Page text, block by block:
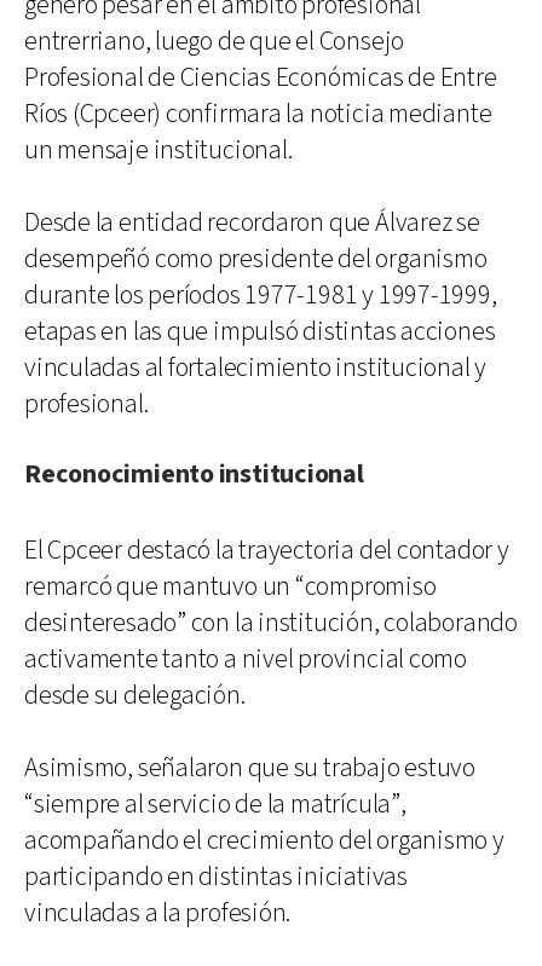
entrerriano, luego de que el Consejo
Profesional de Ciencias Económicas de Entre
Ríos (Cpceer) confirmara la noticia mediante
un mensaje institucional.
Desde la entidad recordaron que Álvarez se
desempeñó como presidente del organismo
durante los períodos 1977-1981 y 1997-1999,
etapas en las que impulsó distintas acciones
vinculadas al fortalecimiento institucional y
profesional.
Reconocimiento institucional
El Cpceer destacó la trayectoria del contador y
remarcó que mantuvo un “compromiso
desinteresado” con la institución, colaborando
activamente tanto a nivel provincial como
desde su delegación.
Asimismo, señalaron que su trabajo estuvo
“siempre al servicio de la matrícula”,
acompañando el crecimiento del organismo y
participando en distintas iniciativas
vinculadas a la profesión.